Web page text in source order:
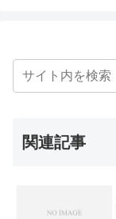
関連記事